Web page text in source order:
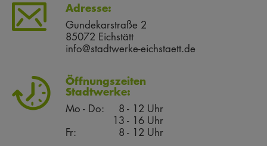
Adresse:
Gundekarstraße 2
85072 Eichstätt
info@stadtwerke-eichstaett.de
Öffnungszeiten
Stadtwerke:
Mo - Do:
Fr:
8 - 12 Uhr
13 - 16 Uhr
8 - 12 Uhr